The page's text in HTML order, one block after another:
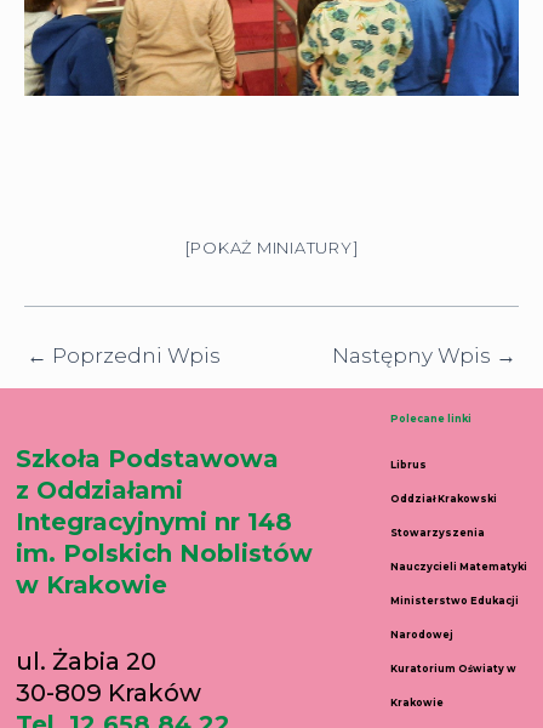
[POKAŻ MINIATURY]
← Poprzedni Wpis Następny Wpis →
Szkoła Podstawowa
z Oddziałami
Integracyjnymi nr 148
im. Polskich Noblistów
w Krakowie
ul. Żabia 20
30-809 Kraków
Polecane linki
Librus
Oddział Krakowski
Stowarzyszenia
Nauczycieli Matematyki
Ministerstwo Edukacji
Narodowej
Kuratorium Oświaty w
Krakowie